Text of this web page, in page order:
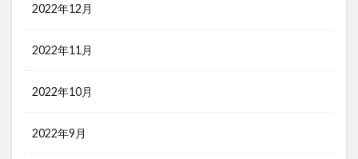
2022年12月
2022年11月
2022年10月
2022年9月